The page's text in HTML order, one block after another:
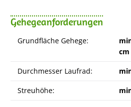
Gehegeanforderungen
Grundfläche Gehege:
cm
Durchmesser Laufrad:
Streuhöhe: